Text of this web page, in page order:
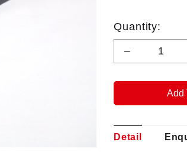
Quantity:
Detail